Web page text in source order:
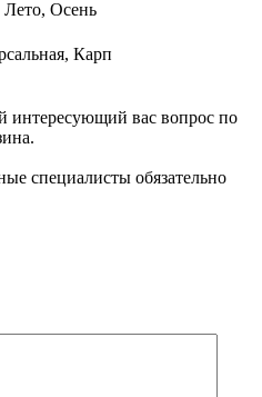
Лето, Осень
Карп
интересующий вас вопрос по
специалисты обязательно